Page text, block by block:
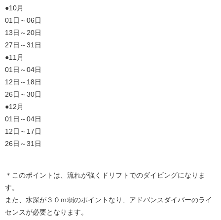
●10月
01日～06日
13日～20日
27日～31日
●11月
01日～04日
12日～18日
26日～30日
●12月
01日～04日
12日～17日
26日～31日
＊このポイントは、流れが強くドリフトでのダイビングになりま
す。
また、水深が３０ｍ弱のポイントなり、アドバンスダイバーのライ
センスが必要となります。